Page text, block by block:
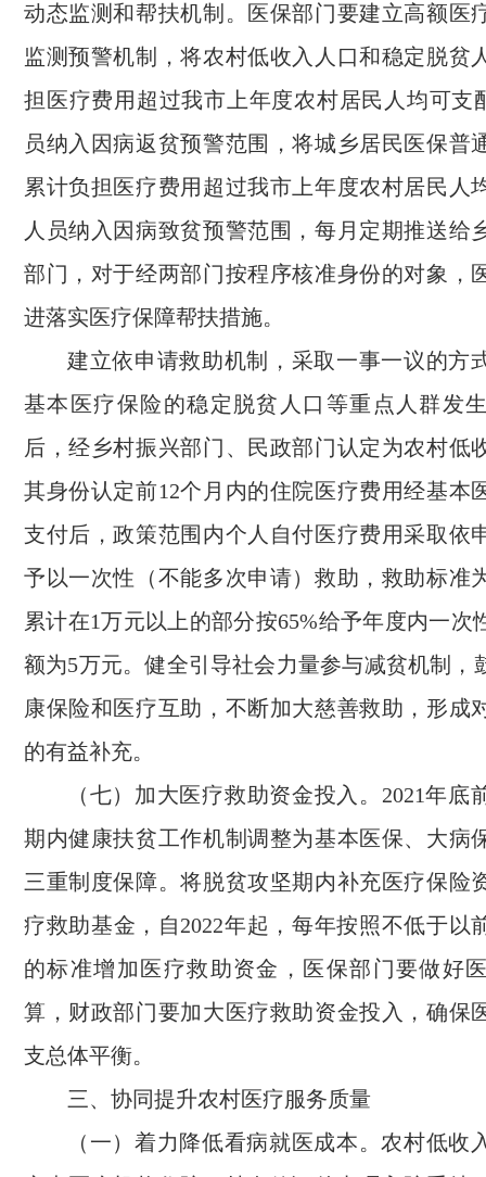
动态监测和帮扶机制。医保部门要建立高额医
监测预警机制，将农村低收入人口和稳定脱贫
担医疗费用超过我市上年度农村居民人均可支
员纳入因病返贫预警范围，将城乡居民医保普
累计负担医疗费用超过我市上年度农村居民人
人员纳入因病致贫预警范围，每月定期推送给
部门，对于经两部门按程序核准身份的对象，
进落实医疗保障帮扶措施。
建立依申请救助机制，采取一事一议的方
基本医疗保险的稳定脱贫人口等重点人群发
后，经乡村振兴部门、民政部门认定为农村低
其身份认定前12个月内的住院医疗费用经基本
支付后，政策范围内个人自付医疗费用采取依
予以一次性（不能多次申请）救助，救助标准
累计在1万元以上的部分按65%给予年度内一次
额为5万元。健全引导社会力量参与减贫机制，
康保险和医疗互助，不断加大慈善救助，形成
的有益补充。
（七）加大医疗救助资金投入。2021年底
期内健康扶贫工作机制调整为基本医保、大病
三重制度保障。将脱贫攻坚期内补充医疗保险
疗救助基金，自2022年起，每年按照不低于以
的标准增加医疗救助资金，医保部门要做好
算，财政部门要加大医疗救助资金投入，确保
支总体平衡。
三、协同提升农村医疗服务质量
（一）着力降低看病就医成本。农村低收